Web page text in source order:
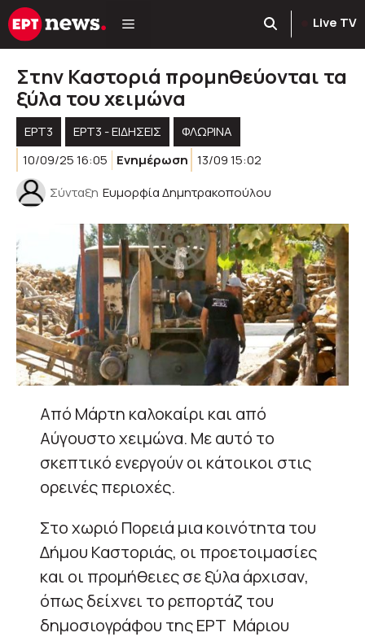
Μετάβαση
σε
Live TV
Στην Καστοριά προμηθεύονται τα
ξύλα του χειμώνα
ΕΡΤ3 ΕΡΤ3 - ΕΙΔΉΣΕΙΣ
ΦΛΩΡΙΝΑ
10/09/25 16:05
Ενημέρωση 13/09 15:02
Σύνταξη Ευμορφία Δημητρακοπούλου
Από Μάρτη καλοκαίρι και από
Αύγουστο χειμώνα. Με αυτό το
σκεπτικό ενεργούν οι κάτοικοι στις
ορεινές περιοχές.
Στο χωριό Πορειά μια κοινότητα του
Δήμου Καστοριάς, οι προετοιμασίες
και οι προμήθειες σε ξύλα άρχισαν,
όπως δείχνει το ρεπορτάζ του
δημοσιογράφου της ΕΡΤ Μάριου